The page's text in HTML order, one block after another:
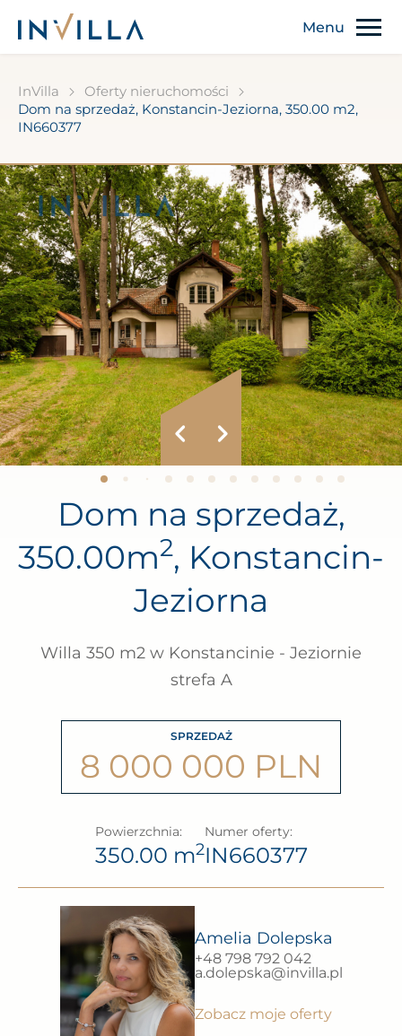
InVilla
Oferty nieruchomości
Dom na sprzedaż, Konstancin-Jeziorna, 350.00 m2,
IN660377
Dom na sprzedaż,
350.00m2, Konstancin-
Jeziorna
Willa 350 m2 w Konstancinie - Jeziornie
strefa A
SPRZEDAŻ
8 000 000 PLN
Powierzchnia:
350.00 m2
Numer oferty:
IN660377
Amelia Dolepska
+48 798 792 042
a.dolepska@invilla.pl
Zobacz moje oferty